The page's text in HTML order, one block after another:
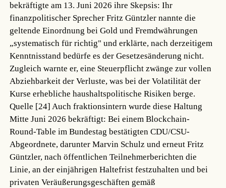
bekräftigte am 13. Juni 2026 ihre Skepsis: Ihr
finanzpolitischer Sprecher Fritz Güntzler nannte die
geltende Einordnung bei Gold und Fremdwährungen
„systematisch für richtig" und erklärte, nach derzeitigem
Kenntnisstand bedürfe es der Gesetzesänderung nicht.
Zugleich warnte er, eine Steuerpflicht zwänge zur vollen
Abziehbarkeit der Verluste, was bei der Volatilität der
Kurse erhebliche haushaltspolitische Risiken berge.
Quelle [24] Auch fraktionsintern wurde diese Haltung
Mitte Juni 2026 bekräftigt: Bei einem Blockchain-
Round-Table im Bundestag bestätigten CDU/CSU-
Abgeordnete, darunter Marvin Schulz und erneut Fritz
Güntzler, nach öffentlichen Teilnehmerberichten die
Linie, an der einjährigen Haltefrist festzuhalten und bei
privaten Veräußerungsgeschäften gemäß